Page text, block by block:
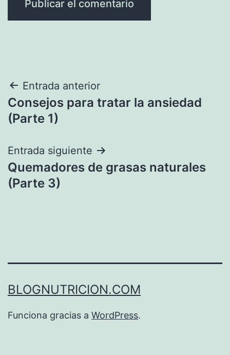
Navegación
de
Entrada anterior
Consejos para tratar la ansiedad
(Parte 1)
Entrada siguiente
Quemadores de grasas naturales
(Parte 3)
BLOGNUTRICION.COM
Funciona gracias a WordPress.